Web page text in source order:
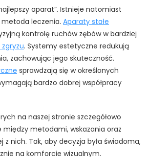
aparat”. Istnieje natomiast
metoda leczenia. Aparaty stałe
kontrolę ruchów zębów w bardziej
. Systemy estetyczne redukują
zachowując jego skuteczność.
sprawdzają się w określonych
bardzo dobrej współpracy
na naszej stronie szczegółowo
metodami, wskazania oraz
z nich. Tak, aby decyzja była świadoma,
na komforcie wizualnym.